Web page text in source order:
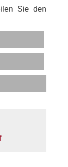
Sie den